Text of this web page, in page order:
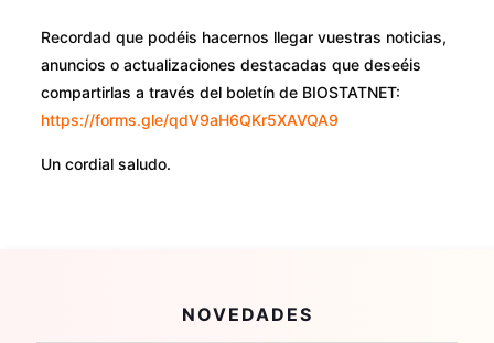
Recordad que podéis hacernos llegar vuestras noticias,
anuncios o actualizaciones destacadas que deseéis
compartirlas a través del boletín de BIOSTATNET:
https://forms.gle/qdV9aH6QKr5XAVQA9
Un cordial saludo.
NOVEDADES